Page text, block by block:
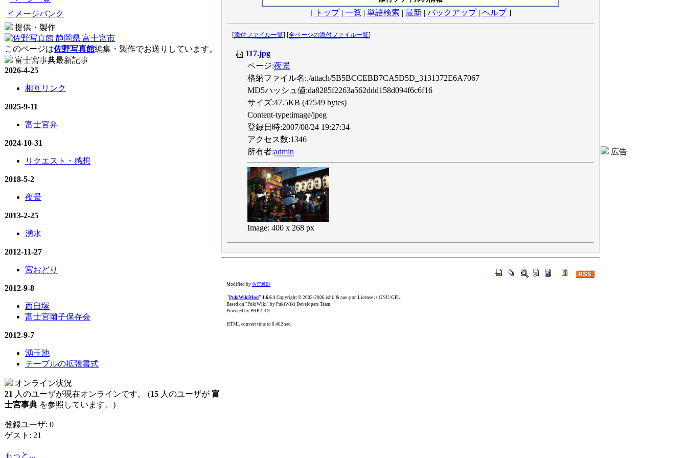
イメージバンク
提供・製作
このページは佐野写真館編集・製作でお送りしています。
富士宮事典最新記事
2026-4-25
相互リンク
2025-9-11
富士宮弁
2024-10-31
リクエスト・感想
2018-5-2
夜景
2013-2-25
湧水
2012-11-27
宮おどり
2012-9-8
西臼塚
富士宮囃子保存会
2012-9-7
湧玉池
テーブルの拡張書式
オンライン状況
21 人のユーザが現在オンラインです。 (15 人のユーザが 富
士宮事典 を参照しています。)
登録ユーザ: 0
ゲスト: 21
もっと...
[ トップ| 一覧 | 単語検索 | 最新| バックアップ| ヘルプ]
[添付ファイル一覧] [全ページの添付ファイル一覧]
117.jpg
ページ:夜景
格納ファイル名:./attach/5B5BCCEBB7CA5D5D_3131372E6A7067
MD5ハッシュ値:da8285f2263a562ddd158d094f6c6f16
サイズ:47.5KB (47549 bytes)
Content-type:image/jpeg
登録日時:2007/08/24 19:27:34
アクセス数:1346
所有者:admin
Image: 400 x 268 px
Modified by 佐野雅則
"PukiWikiMod" 1.6.6.1 Copyright © 2003-2006 ishii & nao-pon License is GNU/GPL.
Based on "PukiWiki" by PukiWiki Developers Team
Powered by PHP 4.4.9
HTML convert time to 0.402 sec.
広告